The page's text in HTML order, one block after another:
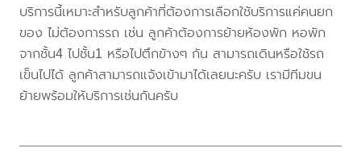
บริการนี้เหมาะสำหรับลูกค้าที่ต้องการเลือกใช้บริการแค่คนยก
ของ ไม่ต้องการรถ เช่น ลูกค้าต้องการย้ายห้องพัก หอพัก
จากชั้น4 ไปชั้น1 หรือไปตึกข้างๆ กัน สามารถเดินหรือใช้รถ
เข็นไปได้ ลูกค้าสามารถแจ้งเข้ามาได้เลยนะครับ เรามีทีมขน
ย้ายพร้อมให้บริการเช่นกันครับ